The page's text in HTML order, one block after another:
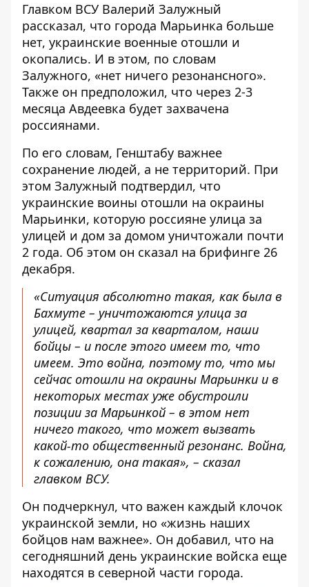
Главком ВСУ Валерий Залужный
рассказал, что города Марьинка больше
нет, украинские военные отошли и
окопались. И в этом, по словам
Залужного, «нет ничего резонансного».
Также он предположил, что через 2-3
месяца Авдеевка будет захвачена
россиянами.
По его словам, Генштабу важнее
сохранение людей, а не территорий. При
этом Залужный подтвердил, что
украинские воины отошли на окраины
Марьинки, которую россияне улица за
улицей и дом за домом уничтожали почти
2 года. Об этом он сказал на брифинге 26
декабря.
«Ситуация абсолютно такая, как была в
Бахмуте – уничтожаются улица за
улицей, квартал за кварталом, наши
бойцы – и после этого имеем то, что
имеем. Это война, поэтому то, что мы
сейчас отошли на окраины Марьинки и в
некоторых местах уже обустроили
позиции за Марьинкой – в этом нет
ничего такого, что может вызвать
какой-то общественный резонанс. Война,
к сожалению, она такая», – сказал
главком ВСУ.
Он подчеркнул, что важен каждый клочок
украинской земли, но «жизнь наших
бойцов нам важнее». Он добавил, что на
сегодняшний день украинские войска еще
находятся в северной части города.